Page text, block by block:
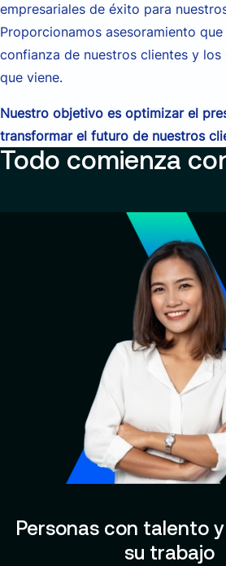
empresariales de éxito para
Proporcionamos asesoramiento
confianza de nuestros clientes y los
que viene.
Nuestro objetivo es optimizar el
transformar el futuro de nuestros
Todo comienza
Personas con talento
su trabajo